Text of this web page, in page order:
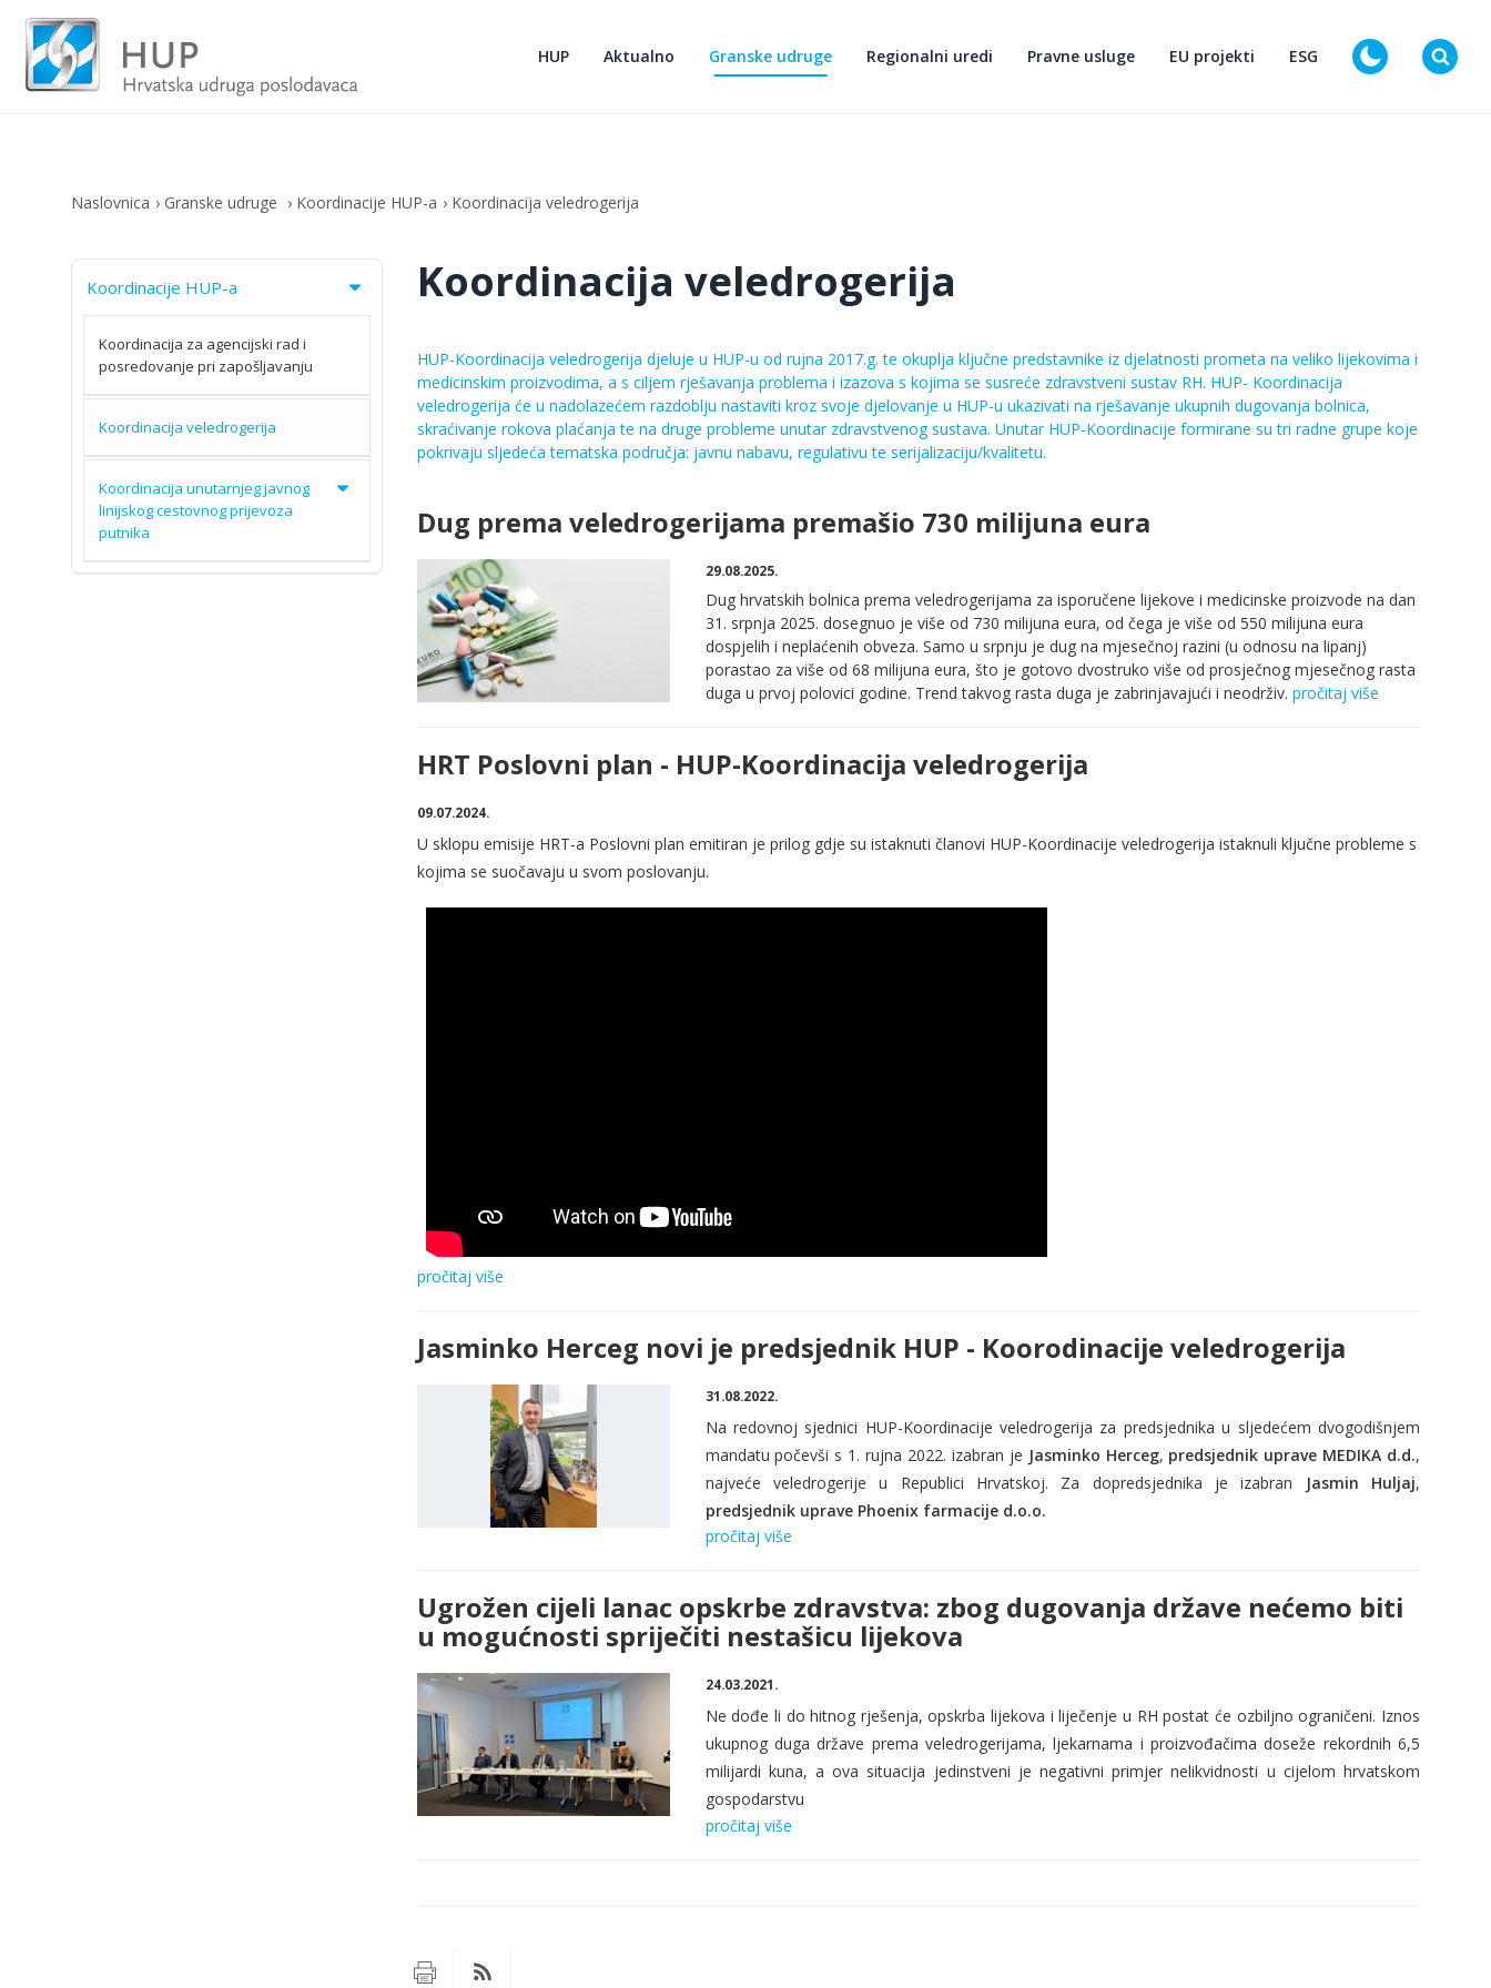
HUP Aktualno Granske udruge Regionalni uredi Pravne usluge EU projekti ESG D
Naslovnica Granske udruge Koordinacije HUP-a Koordinacija veledrogerija
Koordinacije HUP-a
Koordinacija za agencijski rad i
posredovanje pri zapošljavanju
Koordinacija veledrogerija
Koordinacija unutarnjeg javnog
linijskog cestovnog prijevoza
putnika
Koordinacija veledrogerija
HUP-Koordinacija veledrogerija djeluje u HUP-u od rujna 2017.g. te okuplja ključne predstavnike iz djelatnosti prometa na veliko lijekovima i
medicinskim proizvodima, a s ciljem rješavanja problema i izazova s kojima se susreće zdravstveni sustav RH. HUP- Koordinacija
veledrogerija će u nadolazećem razdoblju nastaviti kroz svoje djelovanje u HUP-u ukazivati na rješavanje ukupnih dugovanja bolnica,
skraćivanje rokova plaćanja te na druge probleme unutar zdravstvenog sustava. Unutar HUP-Koordinacije formirane su tri radne grupe koje
pokrivaju sljedeća tematska područja: javnu nabavu, regulativu te serijalizaciju/kvalitetu.
Dug prema veledrogerijama premašio 730 milijuna eura
29.08.2025.
Dug hrvatskih bolnica prema veledrogerijama za isporučene lijekove i medicinske proizvode na dan
31. srpnja 2025. dosegnuo je više od 730 milijuna eura, od čega je više od 550 milijuna eura
dospjelih i neplaćenih obveza. Samo u srpnju je dug na mjesečnoj razini (u odnosu na lipanj)
porastao za više od 68 milijuna eura, što je gotovo dvostruko više od prosječnog mjesečnog rasta
duga u prvoj polovici godine. Trend takvog rasta duga je zabrinjavajući i neodrživ. pročitaj više
HRT Poslovni plan - HUP-Koordinacija veledrogerija
09.07.2024.
U sklopu emisije HRT-a Poslovni plan emitiran je prilog gdje su istaknuti članovi HUP-Koordinacije veledrogerija istaknuli ključne probleme s
kojima se suočavaju u svom poslovanju.
pročitaj više
Jasminko Herceg novi je predsjednik HUP - Koorodinacije veledrogerija
31.08.2022.
Na redovnoj sjednici HUP-Koordinacije veledrogerija za predsjednika u sljedećem dvogodišnjem
mandatu počevši s 1 . rujna 2022. izabran je Jasminko Herceg, predsjednik uprave MEDIKA d.d.,
najveće veledrogerije u Republici Hrvatskoj. Za dopredsjednika je izabran Jasmin Huljaj,
predsjednik uprave Phoenix farmacije d.o.o.
pročitaj više
Ugrožen cijeli lanac opskrbe zdravstva: zbog dugovanja države nećemo biti
u mogućnosti spriječiti nestašicu lijekova
24.03.2021.
Ne dođe li do hitnog rješenja, opskrba lijekova i liječenje u RH postat će ozbiljno ograničeni. Iznos
ukupnog duga države prema veledrogerijama, ljekarnama i proizvođačima doseže rekordnih 6,5
milijardi kuna, a ova situacija jedinstveni je negativni primjer nelikvidnosti u cijelom hrvatskom
gospodarstvu
pročitaj više